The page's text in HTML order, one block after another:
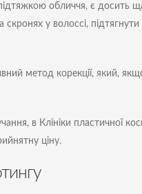
обличчя, є досить
скронях у волоссі,
метод корекції, який,
в Клініки пластичної
ціну.